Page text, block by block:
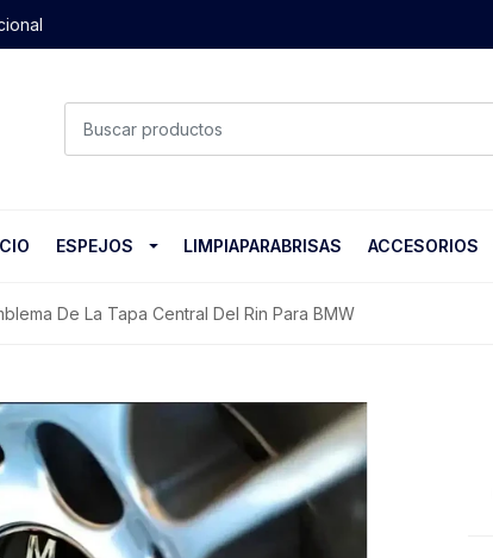
ESPEJOS LIMPIAPARABRISAS ACCESORIOS
De La Tapa Central Del Rin Para BMW